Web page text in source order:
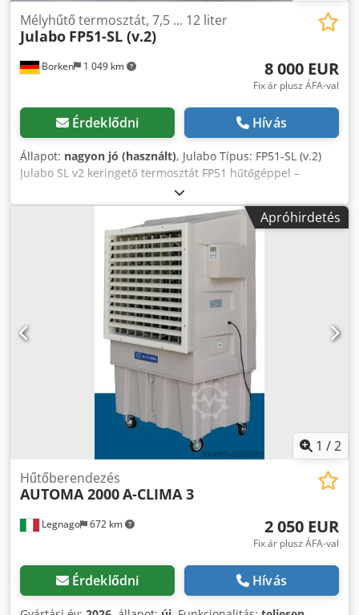
Borken 1 049 km
Mélyhűtő termosztát, 7,5 ... 12 liter
Julabo FP51-SL (v.2)
8 000 EUR
Fix ár plusz ÁFA-val
Érdeklődni Hívás
Állapot: nagyon jó (használt), Julabo Típus: FP51-SL (v.2)
Julabo SL v2 keringető termosztát FP51 hűtőgéppel –
Fűtő-/hűtőtermosztát Leírás: Eladásra kínálunk egy
professzionális Julabo SL (v2) keringető termosztátot a
Julabo FP51 hűtőgéppel kombinálva. A készülék precíz
folyadék és külső körfolyamatok temperálására szolgál.
Ideális laboratóriumi, ipari és tesztállomás-
alkalmazásokhoz. A rendszer lehetővé teszi a fűtést és az
aktív hűtést is, valamint rendkívül stabil és pontos
hőmérsékletszabályozást biztosít. Műszaki adatok (kivonat):
Keringető termosztát: Julabo SL (v2) Hőmérséklettartomány:
kb. +20 °C – +320 °C Termosztát hálózati csatlakozás: 230 V
/ 50–60 Hz Hűtőgép: Julabo FP51 Hűtés hálózati csatlakozás:
400 V / 3NPE / 50 Hz Hűtőközeg: R507 Védettség: IP21
Méretek és tömeg: Crsdpfx Ajzizn Seqtsf kb. 60 × 70 × 100
cm kb. 120–150 kg Állapot: használt Szállítási tartalom:
(lásd kép) (A műszaki adatok és megadott információk
változhatnak, a változtatás jogát fenntartjuk!) További
kérdéseire szívesen válaszolunk telefonon.
Apróhirdetés
1 /2
Legnago 672 km
Hűtőberendezés
AUTOMA 2000A-CLIMA 3
2 050 EUR
Fix ár plusz ÁFA-val
Érdeklődni Hívás